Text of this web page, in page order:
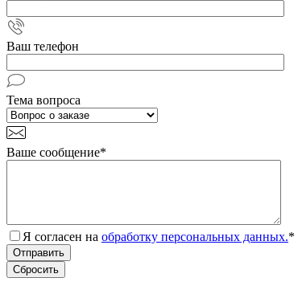
Ваш телефон
Тема вопроса
Ваше сообщение*
Я согласен на обработку персональных данных.*